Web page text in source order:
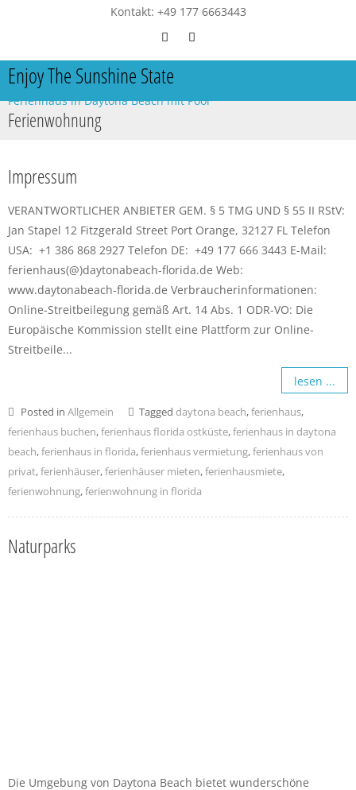
Kontakt: +49 177 6663443
Enjoy The Sunshine State
Ferienhaus in Daytona Beach mit Pool
Ferienwohnung
Impressum
VERANTWORTLICHER ANBIETER GEM. § 5 TMG UND § 55 II RStV:
Jan Stapel 12 Fitzgerald Street Port Orange, 32127 FL Telefon
USA: +1 386 868 2927 Telefon DE: +49 177 666 3443 E-Mail:
ferienhaus(@)daytonabeach-florida.de Web:
www.daytonabeach-florida.de Verbraucherinformationen:
Online-Streitbeilegung gemäß Art. 14 Abs. 1 ODR-VO: Die
Europäische Kommission stellt eine Plattform zur Online-
Streitbeile...
lesen ...
Posted in Allgemein Tagged daytona beach,ferienhaus,
ferienhaus buchen,ferienhaus florida ostküste,ferienhaus in daytona
beach,ferienhaus in florida,ferienhaus vermietung,ferienhaus von
privat,ferienhäuser,ferienhäuser mieten,ferienhausmiete,
ferienwohnung,ferienwohnung in florida
Naturparks
Die Umgebung von Daytona Beach bietet wunderschöne